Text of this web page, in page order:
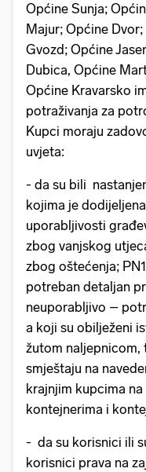
Općine Sunja;
Majur; Općine
Gvozd; Općine
Dubica, Općine
Općine Kravarsko
potraživanja za
Kupci moraju
uvjeta:
- da su bili
kojima je
uporabljivosti
zbog vanjskog
zbog oštećenja;
potreban detaljan
neuporabljivo –
a koji su obilježeni
žutom naljepnicom,
smještaju na
krajnjim kupcima
kontejnerima i
- da su korisnici ili
korisnici prava na